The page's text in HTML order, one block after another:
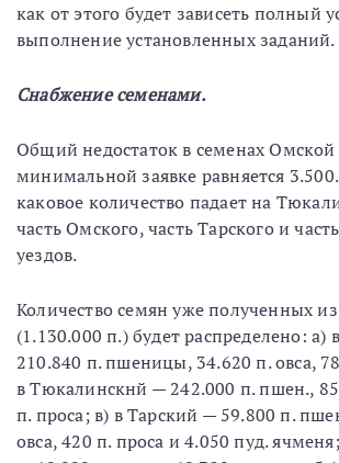
как от этого будет зависеть полный
выполнение установленных заданий.
Снабжение семенами.
Общий недостаток в семенах
минимальной заявке равняется
каковое количество падает на
часть Омского, часть Тарского и
уездов.
Количество семян уже полученных
(1.130.000 п.) будет распределено:
210.840 п. пшеницы, 34.620 п. овса,
в Тюкалинскнй — 242.000 п. пшен.,
п. проса; в) в Тарский — 59.800 п.
овса, 420 п. проса и 4.050 пуд.